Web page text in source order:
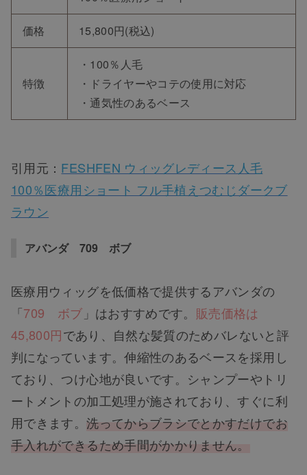
価格 15,800円(税込)
特徴
・100％人毛
・ドライヤーやコテの使用に対応
・通気性のあるベース
引用元： FESHFEN ウィッグレディース人毛
100％医療用ショート フル手植えつむじダークブ
ラウン
アバンダ 709 ボブ
医療用ウィッグを低価格で提供するアバンダの
「709 ボブ 」はおすすめです。 販売価格は
45,800円であり、自然な髪質のためバレないと評
判になっています。伸縮性のあるベースを採用し
ており、つけ心地が良いです。シャンプーやトリ
ートメントの加工処理が施されており、すぐに利
用できます。洗ってからブラシでとかすだけでお
手入れができるため手間がかかりません。